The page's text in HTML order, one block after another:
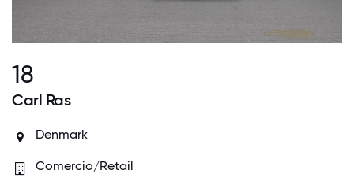
18
Carl Ras
Denmark
Comercio/Retail